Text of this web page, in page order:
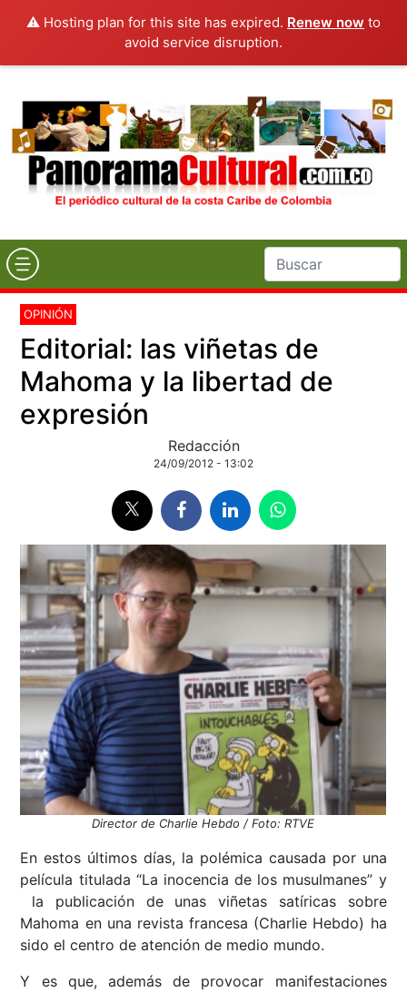
⚠️ Hosting plan for this site has expired. Renew now to
avoid service disruption.
OPINIÓN
Editorial: las viñetas de
Mahoma y la libertad de
expresión
Redacción
24/09/2012 - 13:02
Director de Charlie Hebdo / Foto: RTVE
En estos últimos días, la polémica causada por una
película titulada “La inocencia de los musulmanes” y
la publicación de unas viñetas satíricas sobre
Mahoma en una revista francesa (Charlie Hebdo) ha
sido el centro de atención de medio mundo.
Y es que, además de provocar manifestaciones